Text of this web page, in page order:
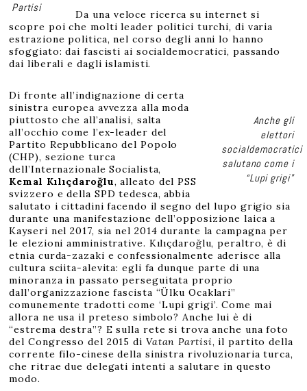
Partisi
Da una veloce ricerca su internet si
scopre poi che molti leader politici turchi, di varia
estrazione politica, nel corso degli anni lo hanno
sfoggiato: dai fascisti ai socialdemocratici, passando
dai liberali e dagli islamisti.
Anche gli
elettori
socialdemocratici
salutano come i
“Lupi grigi”
Di fronte all’indignazione di certa
sinistra europea avvezza alla moda
piuttosto che all’analisi, salta
all’occhio come l’ex-leader del
Partito Repubblicano del Popolo
(CHP), sezione turca
dell’Internazionale Socialista,
Kemal Kılıçdaroğlu, alleato del PSS
svizzero e della SPD tedesca, abbia
salutato i cittadini facendo il segno del lupo grigio sia
durante una manifestazione dell’opposizione laica a
Kayseri nel 2017, sia nel 2014 durante la campagna per
le elezioni amministrative. Kılıçdaroğlu, peraltro, è di
etnia curda-zazaki e confessionalmente aderisce alla
cultura sciita-alevita: egli fa dunque parte di una
minoranza in passato perseguitata proprio
dall’organizzazione fascista “Ülku Ocaklari”
comunemente tradotti come ‘Lupi grigi’. Come mai
allora ne usa il preteso simbolo? Anche lui è di
“estrema destra”? E sulla rete si trova anche una foto
del Congresso del 2015 di Vatan Partisi, il partito della
corrente filo-cinese della sinistra rivoluzionaria turca,
che ritrae due delegati intenti a salutare in questo
modo.